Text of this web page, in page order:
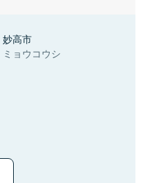
妙高市
ミョウコウシ